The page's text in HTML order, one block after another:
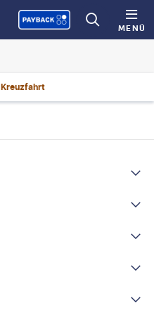
MENÜ
Kreuzfahrt